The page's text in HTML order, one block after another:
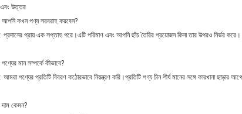
উত্তর
কখন পণ্য সরবরাহ করবেন?
প্রায় এক সপ্তাহ পরে।এটি পরিমাণ এবং আপনি ছাঁচ তৈরির প্রয়োজন কিনা তার উপরও নির্ভর করে।
মান সম্পর্কে কীভাবে?
পণ্যের প্রতিটি বিবরণ কঠোরভাবে নিয়ন্ত্রণ করি।প্রতিটি পণ্য চীন শীর্ষ মানের সঙ্গে কারখানা ছাড়ার
কেমন?